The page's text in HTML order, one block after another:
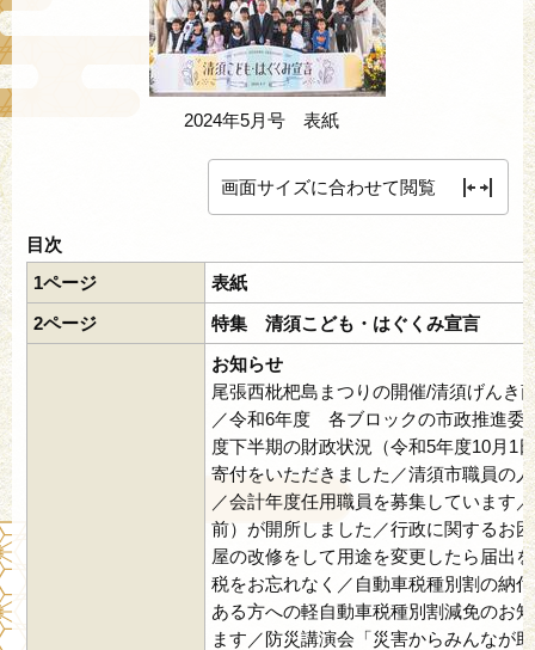
2024年5月号 表紙
画面サイズに合わせて閲覧
目次
1ページ
表紙
2ページ
特集 清須こども・はぐくみ宣言
お知らせ
尾張西枇杷島まつりの開催/清須げんき
／令和6年度 各ブロックの市政推進委
度下半期の財政状況（令和5年度10月1
寄付をいただきました／清須市職員の
／会計年度任用職員を募集しています
前）が開所しました／行政に関するお
屋の改修をして用途を変更したら届出
税をお忘れなく／自動車税種別割の納
ある方への軽自動車税種別割減免のお
ます／防災講演会「災害からみんなが